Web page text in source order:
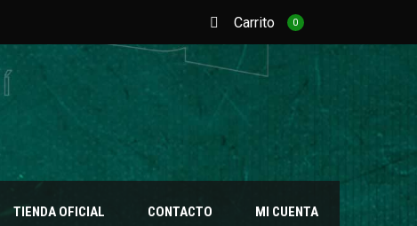
Carrito 0
TIENDA OFICIAL CONTACTO MI CUENTA